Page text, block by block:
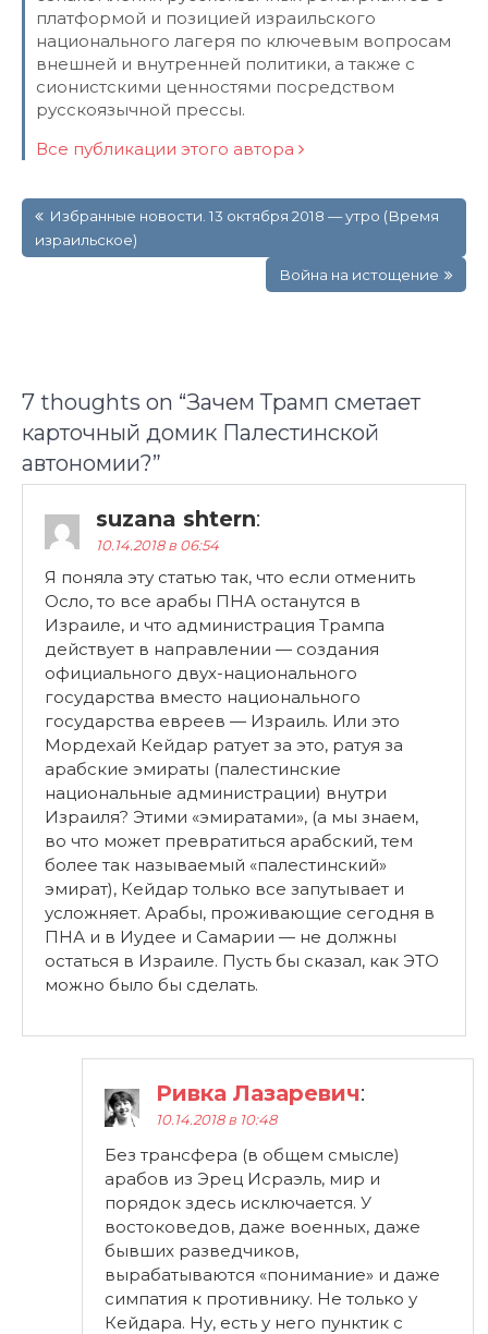
платформой и позицией израильского
национального лагеря по ключевым вопросам
внешней и внутренней политики, а также с
сионистскими ценностями посредством
русскоязычной прессы.
Все публикации этого автора
по
записям
Избранные новости. 13 октября 2018 — утро (Время
израильское)
Война на истощение
7 thoughts on “Зачем Трамп сметает
карточный домик Палестинской
автономии?”
suzana shtern:
10.14.2018 в 06:54
Я поняла эту статью так, что если отменить
Осло, то все арабы ПНА останутся в
Израиле, и что администрация Трампа
действует в направлении — создания
официального двух-национального
государства вместо национального
государства евреев — Израиль. Или это
Мордехай Кейдар ратует за это, ратуя за
арабские эмираты (палестинские
национальные администрации) внутри
Израиля? Этими «эмиратами», (а мы знаем,
во что может превратиться арабский, тем
более так называемый «палестинский»
эмират), Кейдар только все запутывает и
усложняет. Арабы, проживающие сегодня в
ПНА и в Иудее и Самарии — не должны
остаться в Израиле. Пусть бы сказал, как ЭТО
можно было бы сделать.
Ривка Лазаревич:
10.14.2018 в 10:48
Без трансфера (в общем смысле)
арабов из Эрец Исраэль, мир и
порядок здесь исключается. У
востоковедов, даже военных, даже
бывших разведчиков,
вырабатываются «понимание» и даже
симпатия к противнику. Не только у
Кейдара. Ну, есть у него пунктик с